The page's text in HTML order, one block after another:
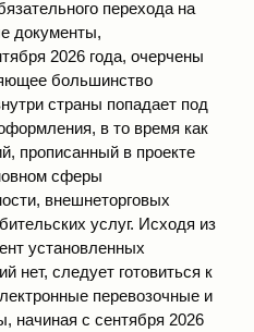
перехода на
документы,
2026 года, очерчены
большинство
страны попадает под
в то время как
прописанный в проекте
сферы
внешнеторговых
услуг. Исходя из
установленных
нет, следует готовиться к
перевозочные и
начиная с сентября 2026